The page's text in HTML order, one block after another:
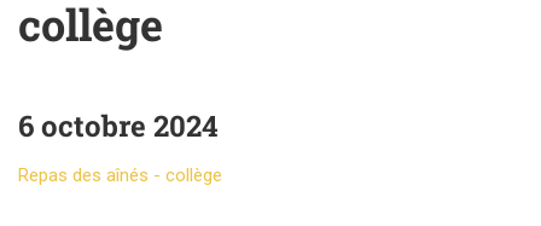
collège
6 octobre 2024
Repas des aînés - collège